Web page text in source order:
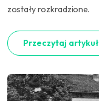
zostały rozkradzione.
Przeczytaj artykuł